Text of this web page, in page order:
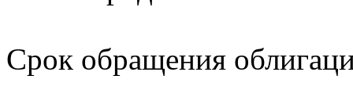
Срок обращения